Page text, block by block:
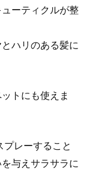
ーティクルが整
ハリのある髪に
トにも使えま
レーすること
与えサラサラに